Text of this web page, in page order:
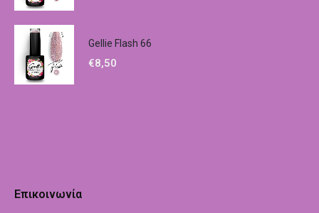
Gellie Flash 66
€8,50
Επικοινωνία